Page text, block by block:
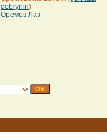
dobrynin)
Оремов Лаз